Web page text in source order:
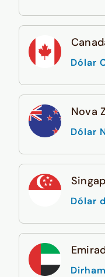
Dólar
Nova
Dólar
Dólar